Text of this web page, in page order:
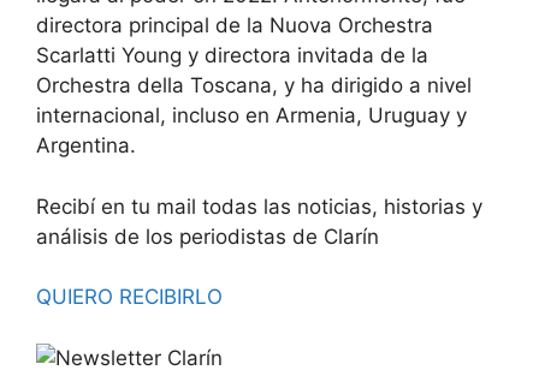
directora principal de la Nuova Orchestra
Scarlatti Young y directora invitada de la
Orchestra della Toscana, y ha dirigido a nivel
internacional, incluso en Armenia, Uruguay y
Argentina.
Recibí en tu mail todas las noticias, historias y
análisis de los periodistas de Clarín
QUIERO RECIBIRLO